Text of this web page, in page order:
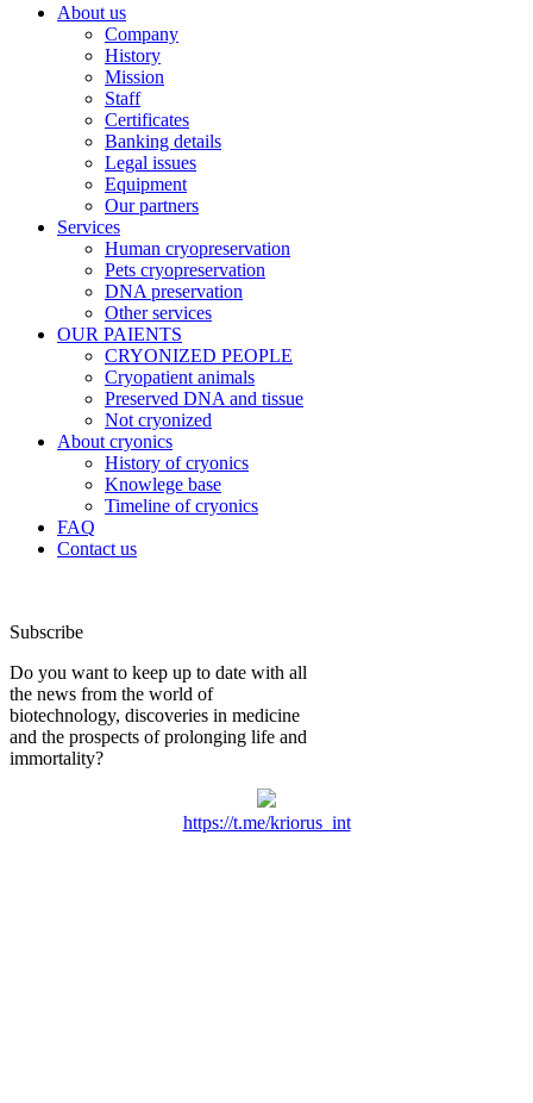
About us
Company
History
Mission
Staff
Certificates
Banking details
Legal issues
Equipment
Our partners
Services
Human cryopreservation
Pets cryopreservation
DNA preservation
Other services
OUR PAIENTS
CRYONIZED PEOPLE
Cryopatient animals
Preserved DNA and tissue
Not cryonized
About cryonics
History of cryonics
Knowlege base
Timeline of cryonics
FAQ
Contact us
Subscribe
Do you want to keep up to date with all
the news from the world of
biotechnology, discoveries in medicine
and the prospects of prolonging life and
immortality?
https://t.me/kriorus_int